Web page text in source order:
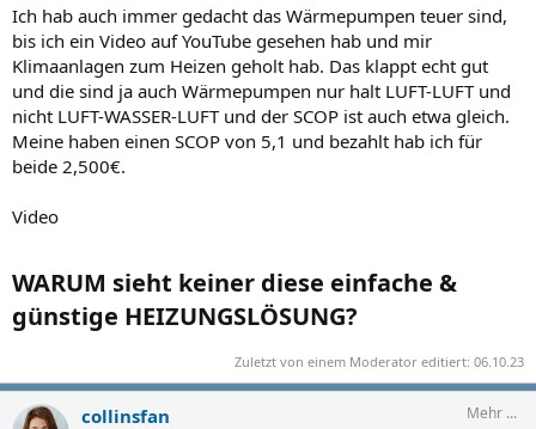
Ich hab auch immer gedacht das Wärmepumpen teuer sind,
bis ich ein Video auf YouTube gesehen hab und mir
Klimaanlagen zum Heizen geholt hab. Das klappt echt gut
und die sind ja auch Wärmepumpen nur halt LUFT-LUFT und
nicht LUFT-WASSER-LUFT und der SCOP ist auch etwa gleich.
Meine haben einen SCOP von 5,1 und bezahlt hab ich für
beide 2,500€.
Video
WARUM sieht keiner diese einfache &
günstige HEIZUNGSLÖSUNG?
Zuletzt von einem Moderator editiert: 06.10.23
collinsfan Mehr ...